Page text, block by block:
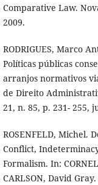
Comparative Law.
2009.
RODRIGUES, Marco
Políticas públicas
arranjos normativos
de Direito
21, n. 85, p. 231- 255,
ROSENFELD, Michel.
Conflict,
Formalism. In:
CARLSON, David